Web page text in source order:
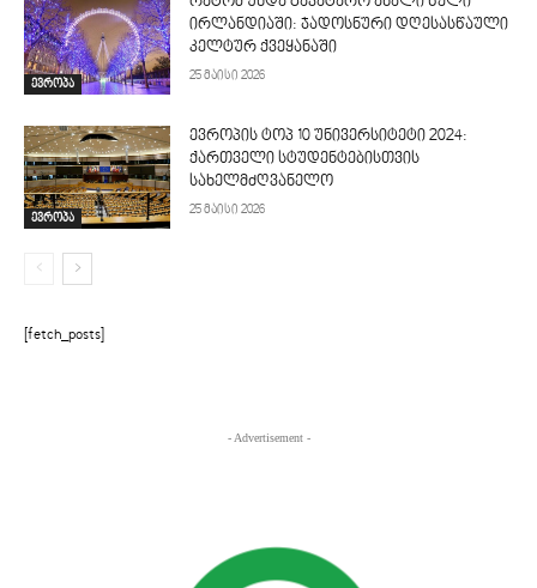
ევროპა
ირლანდიაში: ჯადოსნური დღესასწაული
კელტურ ქვეყანაში
25 მაისი 2026
ევროპა
ევროპის ტოპ 10 უნივერსიტეტი 2024:
ქართველი სტუდენტებისთვის
სახელმძღვანელო
25 მაისი 2026
[fetch_posts]
- Advertisement -